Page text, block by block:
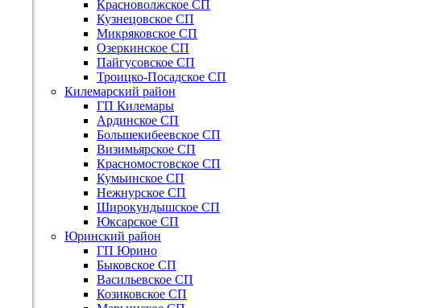
Красноволжское СП
Кузнецовское СП
Микряковское СП
Озеркинское СП
Пайгусовское СП
Троицко-Посадское СП
Килемарский район
ГП Килемары
Ардинское СП
Большекибеевское СП
Визимьярское СП
Красномостовское СП
Кумьинское СП
Нежнурское СП
Широкундышское СП
Юксарское СП
Юринский район
ГП Юрино
Быковское СП
Васильевское СП
Козиковское СП